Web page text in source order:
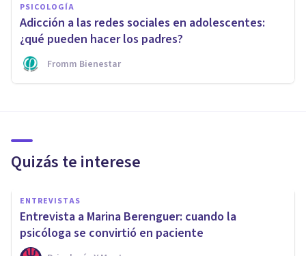
PSICOLOGÍA
Adicción a las redes sociales en adolescentes:
¿qué pueden hacer los padres?
Fromm Bienestar
Quizás te interese
ENTREVISTAS
Entrevista a Marina Berenguer: cuando la
psicóloga se convirtió en paciente